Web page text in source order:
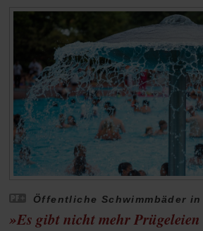
Öffentliche Schwimmbäder
»Es gibt nicht mehr